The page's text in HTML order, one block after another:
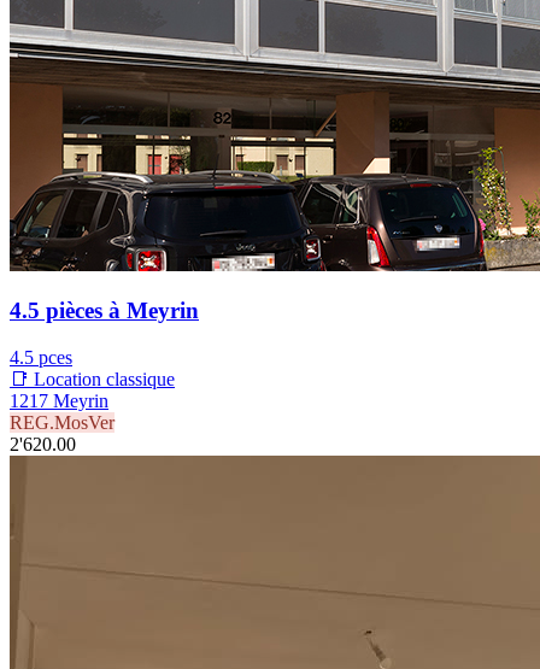
4.5 pièces à Meyrin
4.5 pces
📑 Location classique
1217 Meyrin
REG.MosVer
2'620.00